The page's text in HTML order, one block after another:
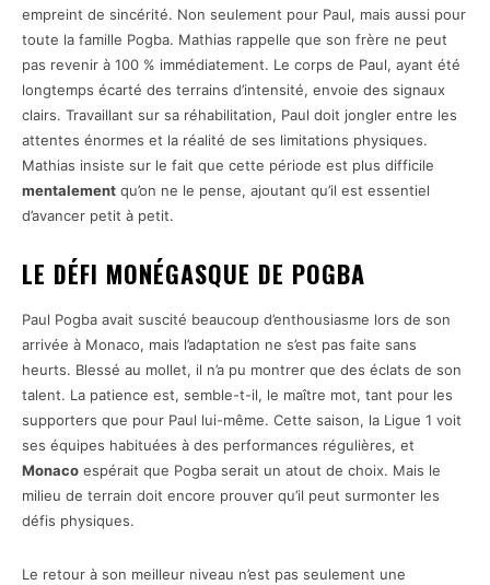
empreint de sincérité. Non seulement pour Paul, mais aussi pour
toute la famille Pogba. Mathias rappelle que son frère ne peut
pas revenir à 100 % immédiatement. Le corps de Paul, ayant été
longtemps écarté des terrains d’intensité, envoie des signaux
clairs. Travaillant sur sa réhabilitation, Paul doit jongler entre les
attentes énormes et la réalité de ses limitations physiques.
Mathias insiste sur le fait que cette période est plus difficile
mentalement qu’on ne le pense, ajoutant qu’il est essentiel
d’avancer petit à petit.
LE DÉFI MONÉGASQUE DE POGBA
Paul Pogba avait suscité beaucoup d’enthousiasme lors de son
arrivée à Monaco, mais l’adaptation ne s’est pas faite sans
heurts. Blessé au mollet, il n’a pu montrer que des éclats de son
talent. La patience est, semble-t-il, le maître mot, tant pour les
supporters que pour Paul lui-même. Cette saison, la Ligue 1 voit
ses équipes habituées à des performances régulières, et
Monaco espérait que Pogba serait un atout de choix. Mais le
milieu de terrain doit encore prouver qu’il peut surmonter les
défis physiques.
Le retour à son meilleur niveau n’est pas seulement une